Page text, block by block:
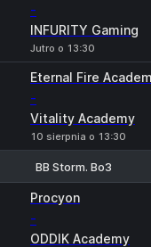
-
INFURITY Gaming
Jutro o 13:30
Eternal Fire
-
Vitality Academy
10 sierpnia o 13:30
BB Storm. Bo3
Procyon
-
ODDIK Academy